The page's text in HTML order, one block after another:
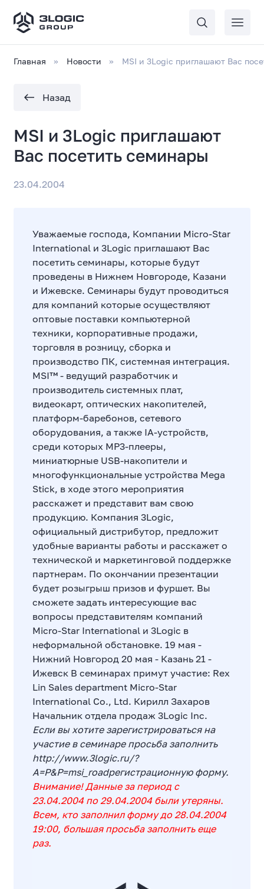
Главная Новости MSI и 3Logic приглашают Вас
Назад
MSI и 3Logic приглашают
Вас посетить семинары
23.04.2004
Уважаемые господа, Компании Micro-Star
International и 3Logic приглашают Вас
посетить семинары, которые будут
проведены в Нижнем Новгороде, Казани
и Ижевске. Семинары будут проводиться
для компаний которые осуществляют
оптовые поставки компьютерной
техники, корпоративные продажи,
торговля в розницу, сборка и
производство ПК, системная интеграция.
MSI™ - ведущий разработчик и
производитель системных плат,
видеокарт, оптических накопителей,
платформ-баребонов, сетевого
оборудования, а также IA-устройств,
среди которых MP3-плееры,
миниатюрные USB-накопители и
многофункциональные устройства Mega
Stick, в ходе этого мероприятия
расскажет и представит вам свою
продукцию. Компания 3Logic,
официальный дистрибутор, предложит
удобные варианты работы и расскажет о
технической и маркетинговой поддержке
партнерам. По окончании презентации
будет розыгрыш призов и фуршет. Вы
сможете задать интересующие вас
вопросы представителям компаний
Micro-Star International и 3Logic в
неформальной обстановке. 19 мая -
Нижний Новгород 20 мая - Казань 21 -
Ижевск В семинарах примут участие: Rex
Lin Sales department Micro-Star
International Co., Ltd. Кирилл Захаров
Начальник отдела продаж 3Logic Inc.
Если вы хотите зарегистрироваться на
участие в семинаре просьба заполнить
http://www.3logic.ru/?
A=P&P=msi_roadрегистрационную форму.
Внимание! Данные за период с
23.04.2004 по 29.04.2004 были утеряны.
Всем, кто заполнил форму до 28.04.2004
19:00, большая просьба заполнить еще
раз.